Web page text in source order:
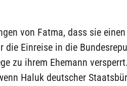
von Fatma, dass sie
die Einreise in die
zu ihrem Ehemann
Haluk deutscher